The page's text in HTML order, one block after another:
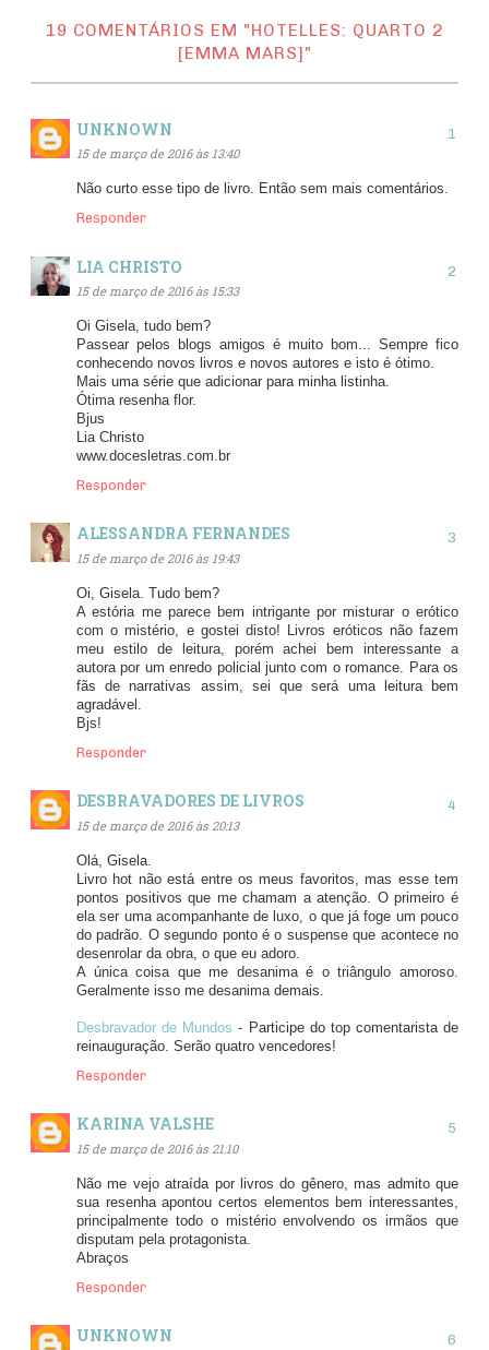
19 COMENTÁRIOS EM "HOTELLES: QUARTO 2
[EMMA MARS]"
UNKNOWN
15 de março de 2016 às 13:40
Não curto esse tipo de livro. Então sem mais comentários.
Responder
LIA CHRISTO
15 de março de 2016 às 15:33
Oi Gisela, tudo bem?
Passear pelos blogs amigos é muito bom... Sempre fico
conhecendo novos livros e novos autores e isto é ótimo.
Mais uma série que adicionar para minha listinha.
Ótima resenha flor.
Bjus
Lia Christo
www.docesletras.com.br
Responder
ALESSANDRA FERNANDES
15 de março de 2016 às 19:43
Oi, Gisela. Tudo bem?
A estória me parece bem intrigante por misturar o erótico
com o mistério, e gostei disto! Livros eróticos não fazem
meu estilo de leitura, porém achei bem interessante a
autora por um enredo policial junto com o romance. Para os
fãs de narrativas assim, sei que será uma leitura bem
agradável.
Bjs!
Responder
DESBRAVADORES DE LIVROS
15 de março de 2016 às 20:13
Olá, Gisela.
Livro hot não está entre os meus favoritos, mas esse tem
pontos positivos que me chamam a atenção. O primeiro é
ela ser uma acompanhante de luxo, o que já foge um pouco
do padrão. O segundo ponto é o suspense que acontece no
desenrolar da obra, o que eu adoro.
A única coisa que me desanima é o triângulo amoroso.
Geralmente isso me desanima demais.
Desbravador de Mundos - Participe do top comentarista de
reinauguração. Serão quatro vencedores!
Responder
KARINA VALSHE
15 de março de 2016 às 21:10
Não me vejo atraída por livros do gênero, mas admito que
sua resenha apontou certos elementos bem interessantes,
principalmente todo o mistério envolvendo os irmãos que
disputam pela protagonista.
Abraços
Responder
UNKNOWN